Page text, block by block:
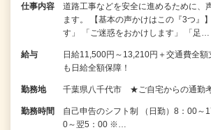
仕事内容
道路工事などを安全に進めるために、
ます。 【基本の声かけはこの『3つ』
す」 「ご迷惑をおかけします」 「足…
給与
日給11,500円～13,210円＋交通費全
も日給全額保障！
勤務地 千葉県八千代市 ★ご自宅からの通勤
勤務時間
自己申告のシフト制 （日勤）8：00～
0～翌5：00 ※…